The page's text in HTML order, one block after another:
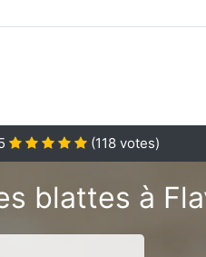
(118 votes)
blattes à